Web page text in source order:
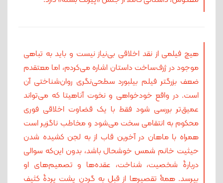
هیچ فیلمی از نقد اخلاقی بی‌نیاز نیست و باید به تباهی
موجود در ژرف‌ساخت داستان اشاره می‌کردم، اما معتقدم
ضعف بزرگتر فیلم بیلبورد سطحی‌نگری روان‌شناختی آن
است. در واقع خودخواهی و نخوت آناهیتا که می‌تواند
عمیق‌تر بررسی شود فقط با یک قضاوت اخلاقی فوری
محکوم به انتقامی سخت می‌شود و مخاطب ناگزیر است
همراه با ماهان در آخرین قاب از به لجن کشیده شدن
حیثیت خانم شمس خوشحال باشد، بدون این‌که سوالی
دربارۀ شخصیت، شناخت، عقده‌ها و تصمیم‌های او
بپرسد. همۀ تقصیرها از قبل به گردن پشت پردۀ کثیف